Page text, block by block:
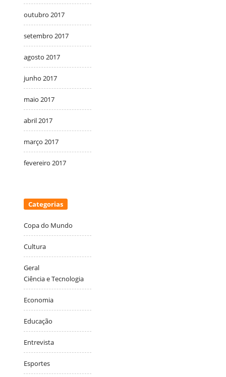
outubro 2017
setembro 2017
agosto 2017
junho 2017
maio 2017
abril 2017
março 2017
fevereiro 2017
Categorias
Copa do Mundo
Cultura
Geral
Ciência e Tecnologia
Economia
Educação
Entrevista
Esportes